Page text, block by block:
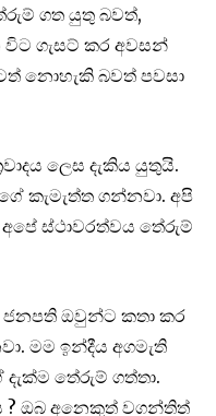
ගත යුතු බවත්,
ගැසට් කර අවසන්
නොහැකි බවත් පවසා
ලෙස දැකිය යුතුයි.
කැමැත්ත ගන්නවා. අපි
ස්ථාවරත්වය තේරුම්
ජනපති ඔවුන්ට කතා කර
මම ඉන්දීය අගමැති
තේරුම් ගත්තා.
? ඔබ අනෙකුත් වගන්තිත්